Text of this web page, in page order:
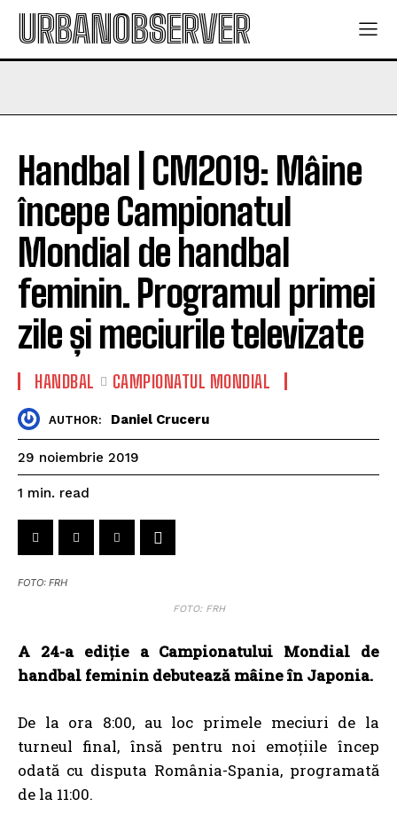
URBANOBSERVER
Handbal | CM2019: Mâine
începe Campionatul
Mondial de handbal
feminin. Programul primei
zile și meciurile televizate
HANDBAL CAMPIONATUL MONDIAL
AUTHOR: Daniel Cruceru
29 noiembrie 2019
1 min. read
FOTO: FRH
FOTO: FRH
A 24-a ediţie a Campionatului Mondial de
handbal feminin debutează mâine în Japonia.
De la ora 8:00, au loc primele meciuri de la
turneul final, însă pentru noi emoțiile încep
odată cu disputa România-Spania, programată
de la 11:00.